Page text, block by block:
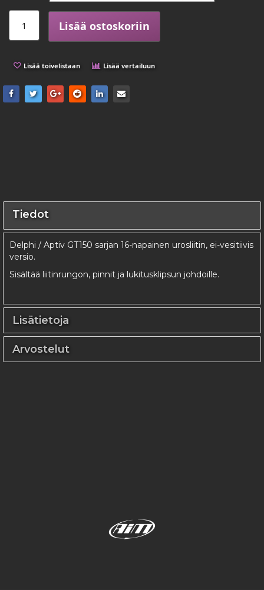
Lisää ostoskoriin
Lisää toivelistaan Lisää vertailuun
Tiedot
Delphi / Aptiv GT150 sarjan 16-napainen urosliitin, ei-vesitiivis
versio.
Sisältää liitinrungon, pinnit ja lukitusklipsun johdoille.
Lisätietoja
Arvostelut